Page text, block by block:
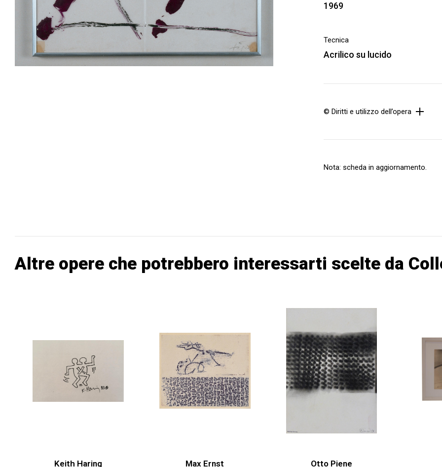
1969
Tecnica
Acrilico su lucido
© Diritti e utilizzo dell’opera
Nota: scheda in aggiornamento.
Altre opere che potrebbero interessarti scelte da
Keith Haring Max Ernst Otto Piene